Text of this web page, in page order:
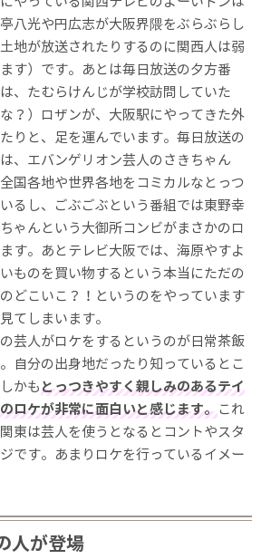
八光や円広志が大阪界隈をぶらぶらし
地が放送されたりするのに関西人は弱
す）です。あとは毎日放送の夕方番
、たむらけんじが学校訪問していた
？）ロザンが、大阪駅にやってきた外
りと、足を運んでいます。毎日放送の
、エバンゲリオン芸人のさきちゃん
国各地や世界各地をコミカルなとっつ
るし、ごぶごぶという番組では東野幸
ゃんという大御所コンビがまさかのロ
す。あとテレビ大阪では、海原やすよ
ものを買い物するという本当にただの
どこいこ？！というのをやっています
てしまいます。
芸人がロケをするというのが日常茶飯
自分の出身地だったり知っているとこ
かもとっつきやすく親しみのあるテイ
ロケが非常に面白いと感じます。これ
東は芸人を使うとなるとコントやスタ
です。あまりロケを行っているイメー
人が登場